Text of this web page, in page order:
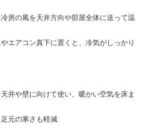
房の風を天井方向や部屋全体に送って温
エアコン真下に置くと、冷気がしっかり
井や壁に向けて使い、暖かい空気を床ま
元の寒さも軽減